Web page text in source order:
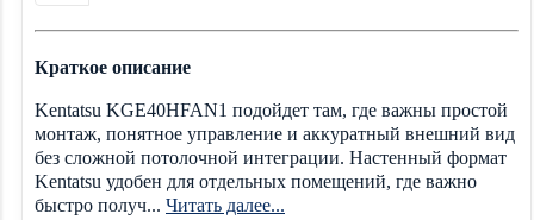
Краткое описание
Kentatsu KGE40HFAN1 подойдет там, где важны простой
монтаж, понятное управление и аккуратный внешний вид
без сложной потолочной интеграции. Настенный формат
Kentatsu удобен для отдельных помещений, где важно
быстро получ... Читать далее...